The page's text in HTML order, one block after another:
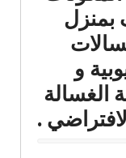
بمنزل
و
الغسالة
.